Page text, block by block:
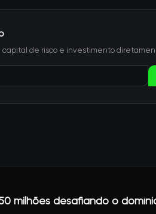
capital de risco e investimento
milhões desafiando o